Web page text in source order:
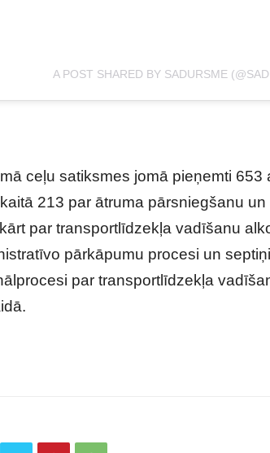
A POST SHARED BY SADURSME
ceļu satiksmes jomā pieņemti
213 par ātruma pārsniegšanu
par transportlīdzekļa vadīšanu
pārkāpumu procesi un
par transportlīdzekļa